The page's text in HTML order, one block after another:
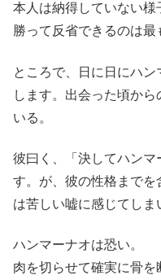
本人は納得していない様
勝って反省できるのは最
ところで、日に日にハ
します。出会った頃か
いる。
彼曰く、「決してハン
す。が、彼の性格までを
は苦しい嘘に感じてしま
ハンマーナオは恐い。
肉を切らせて確実に骨